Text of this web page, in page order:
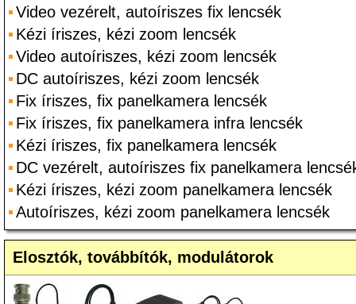
Video vezérelt, autoíriszes fix lencsék
Kézi íriszes, kézi zoom lencsék
Video autoíriszes, kézi zoom lencsék
DC autoíriszes, kézi zoom lencsék
Fix íriszes, fix panelkamera lencsék
Fix íriszes, fix panelkamera infra lencsék
Kézi íriszes, fix panelkamera lencsék
DC vezérelt, autoíriszes fix panelkamera
Kézi íriszes, kézi zoom panelkamera lencsék
Autoíriszes, kézi zoom panelkamera lencsék
Elosztók, továbbítók, modulátorok